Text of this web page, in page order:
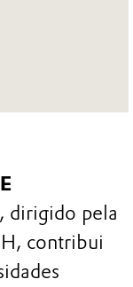
dirigido pela
contribui